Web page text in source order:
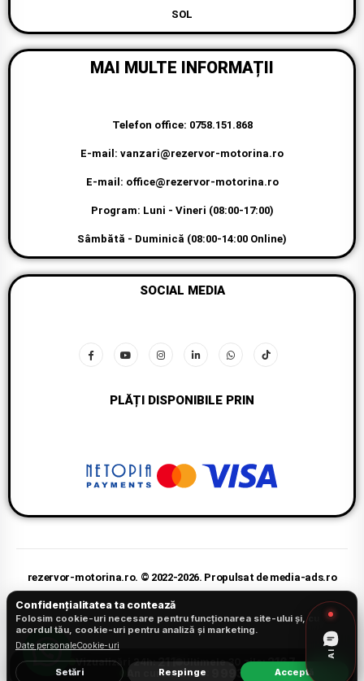
SOL
MAI MULTE INFORMAȚII
Telefon office: 0758.151.868
E-mail: vanzari@rezervor-motorina.ro
E-mail: office@rezervor-motorina.ro
Program: Luni - Vineri (08:00-17:00)
Sâmbătă - Duminică (08:00-14:00 Online)
SOCIAL MEDIA
PLĂȚI DISPONIBILE PRIN
rezervor-motorina.ro. © 2022-2026. Propulsat de media-ads.ro
Confidențialitatea ta contează
Folosim cookie-uri necesare pentru funcționarea site-ului și, cu
acordul tău, cookie-uri pentru analiză și marketing.
Date personaleCookie-uri
Setări Respinge Acceptă
AI
Vizualizări 24h:211 Ultimele 30 zile:2167
An curent 2026: 9993